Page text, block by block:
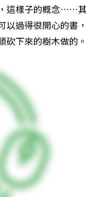
這樣子的概念……
以過得很開心的書
砍下來的樹木做的。